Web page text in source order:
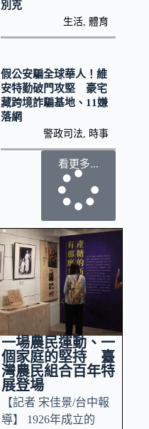
別克
生活 ,體育
假公安騙全球華人！維
安特勤破門攻堅 豪宅
藏跨境詐騙基地、11嫌
落網
警政司法 時事
看更多...
一場農民運動、一
個家庭的堅持 臺
灣農民組合百年特
展登場
【記者 宋佳景/台中報
導】 1926年成立的